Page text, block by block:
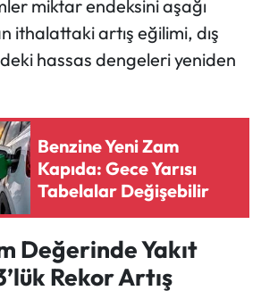
miktar endeksini aşağı
ithalattaki artış eğilimi, dış
hassas dengeleri yeniden
Benzine Yeni Zam
Kapıda: Gece Yarısı
Tabelalar Değişebilir
Değerinde Yakıt
Rekor Artış